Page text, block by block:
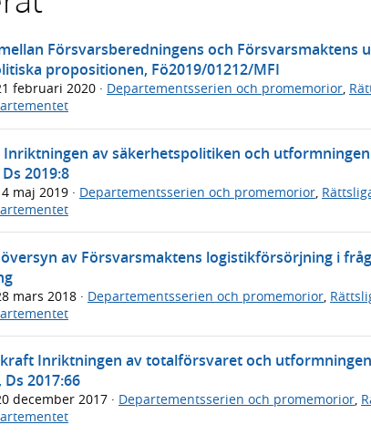
Försvarsberedningens och Försvarsmaktens
propositionen, Fö2019/01212/MFI
februari 2020 · Departementsserien och promemorior,
av säkerhetspolitiken och
2019:8
maj 2019 · Departementsserien och promemorior,
av Försvarsmaktens logistikförsörjning i
mars 2018 · Departementsserien och promemorior
Inriktningen av totalförsvaret och
Ds 2017:66
december 2017 · Departementsserien och promemorior,